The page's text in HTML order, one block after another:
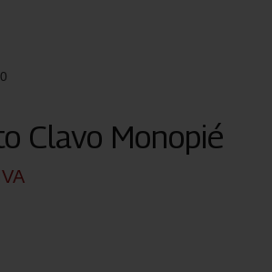
Clavo Monopié